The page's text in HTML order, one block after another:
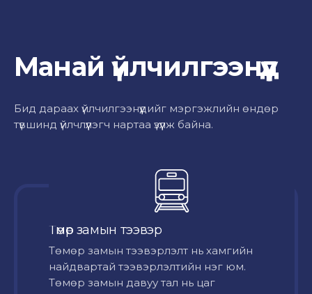
Манай үйлчилгээнүүд
Бид дараах үйлчилгээнүүдийг мэргэжлийн өндөр
түвшинд үйлчлүүлэгч нартаа үзүүлж байна.
Төмөр замын тээвэр
Төмөр замын тээвэрлэлт нь хамгийн
найдвартай тээвэрлэлтийн нэг юм.
Төмөр замын давуу тал нь цаг